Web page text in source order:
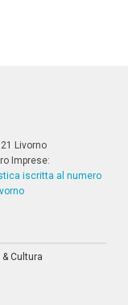
Livorno
Imprese:
iscritta al numero
Cultura